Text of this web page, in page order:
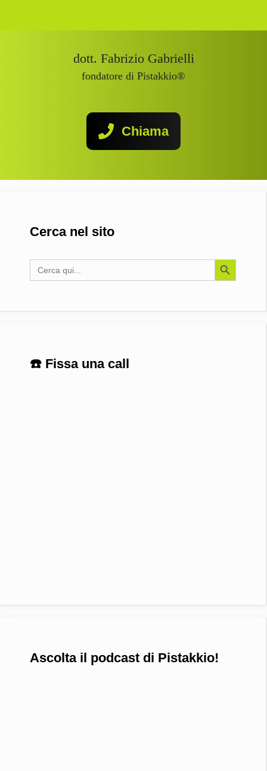
dott. Fabrizio Gabrielli
fondatore di Pistakkio®
Chiama
Cerca nel sito
Search
for:
Search Button
☎️ Fissa una call
Ascolta il podcast di Pistakkio!